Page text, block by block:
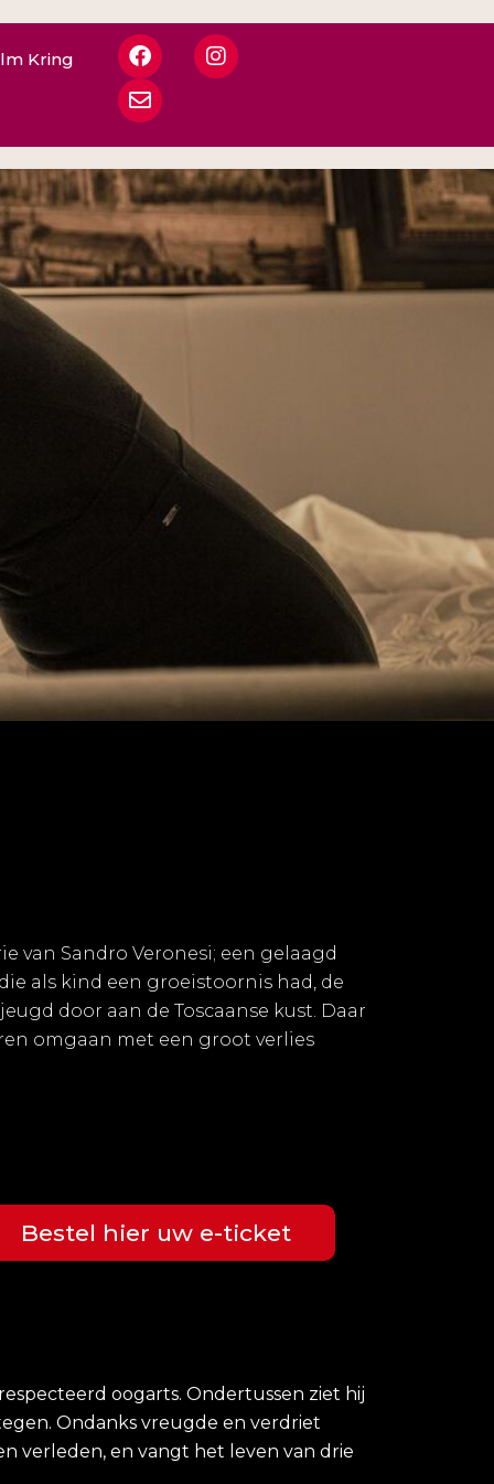
Kring
van Sandro Veronesi; een gelaagd
als kind een groeistoornis had, de
door aan de Toscaanse kust. Daar
omgaan met een groot verlies
Bestel hier uw e-ticket
oogarts. Ondertussen ziet hij
Ondanks vreugde en verdriet
verleden, en vangt het leven van drie